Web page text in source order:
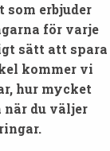
erbjuder
för varje
sätt att spara
kommer vi
hur mycket
när du väljer